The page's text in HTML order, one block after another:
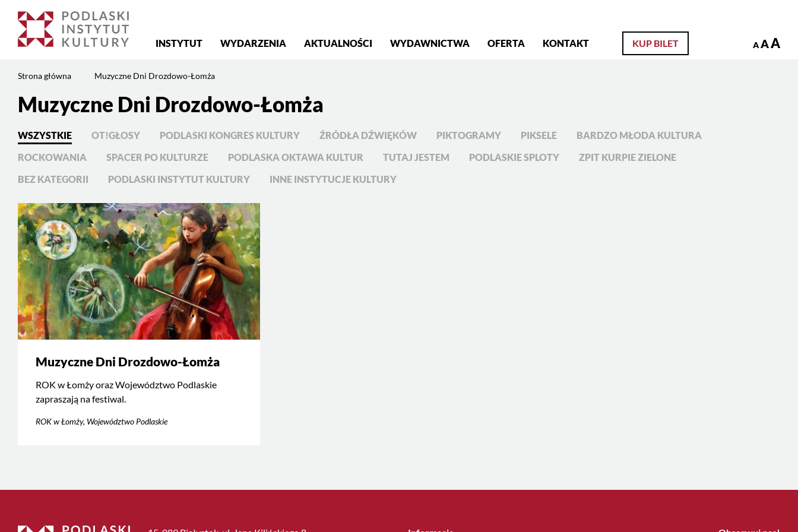
stronie:
Muzyczne
Drozdowo-
Łomża
główne
INSTYTUT WYDARZENIA AKTUALNOŚCI WYDAWNICTWA OFERTA KONTAKT KUP BILET A AA
Strona główna Muzyczne Dni Drozdowo-Łomża
Treść
stronyMuzyczne Dni Drozdowo-Łomża
WSZYSTKIE OT!GŁOSY PODLASKI KONGRES KULTURY ŹRÓDŁA DŹWIĘKÓW PIKTOGRAMY PIKSELE
BARDZO MŁODA KULTURA
ROCKOWANIA
SPACER PO KULTURZE PODLASKA OKTAWA KULTUR TUTAJ JESTEM PODLASKIE SPLOTY
ZPIT KURPIE ZIELONE
BEZ KATEGORII
PODLASKI INSTYTUT KULTURY INNE INSTYTUCJE KULTURY
Muzyczne Dni Drozdowo-Łomża
ROK w Łomży oraz Województwo Podlaskie
zapraszają na festiwal.
ROK w Łomży, Województwo Podlaskie